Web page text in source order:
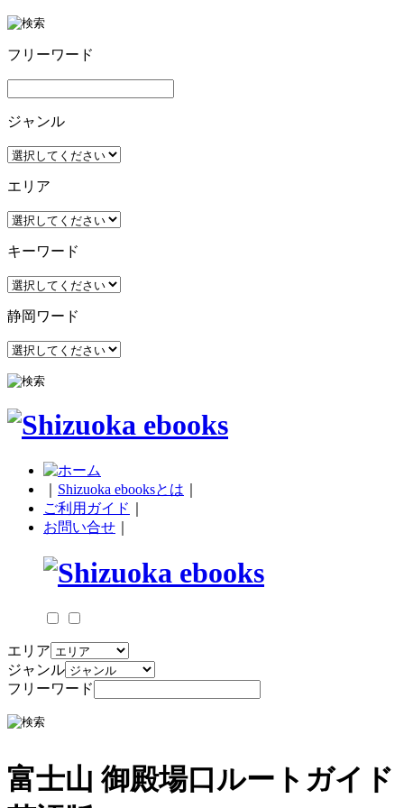
フリーワード
ジャンル
エリア
キーワード
静岡ワード
Shizuoka ebooksとは
ご利用ガイド
お問い合せ
エリア
ジャンル
フリーワード
富士山 御殿場口ルートガイド